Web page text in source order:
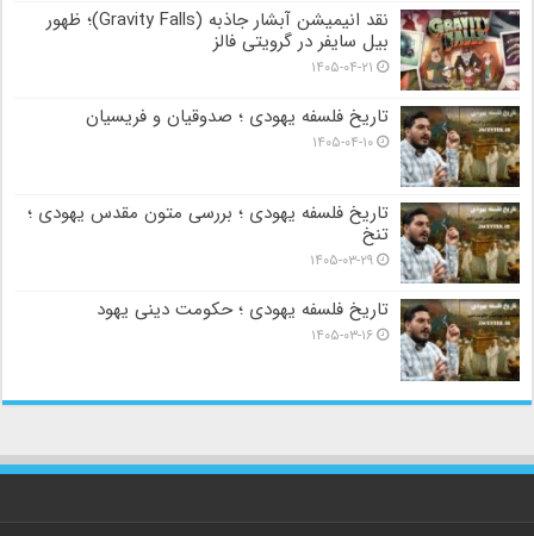
نقد انیمیشن آبشار جاذبه (Gravity Falls)؛ ظهور
بیل سایفر در گرویتی فالز
۱۴۰۵-۰۴-۲۱
تاریخ فلسفه یهودی ؛ صدوقیان و فریسیان
۱۴۰۵-۰۴-۱۰
تاریخ فلسفه یهودی ؛ بررسی متون مقدس یهودی ؛
تنخ
۱۴۰۵-۰۳-۲۹
تاریخ فلسفه یهودی ؛ حکومت دینی یهود
۱۴۰۵-۰۳-۱۶